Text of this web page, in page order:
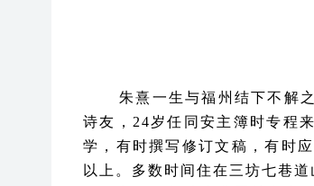
朱熹一生与福州结下不解
诗友， 24岁任同安主簿时专程
学，有时撰写修订文稿，有时
以上。多数时间住在三坊七巷